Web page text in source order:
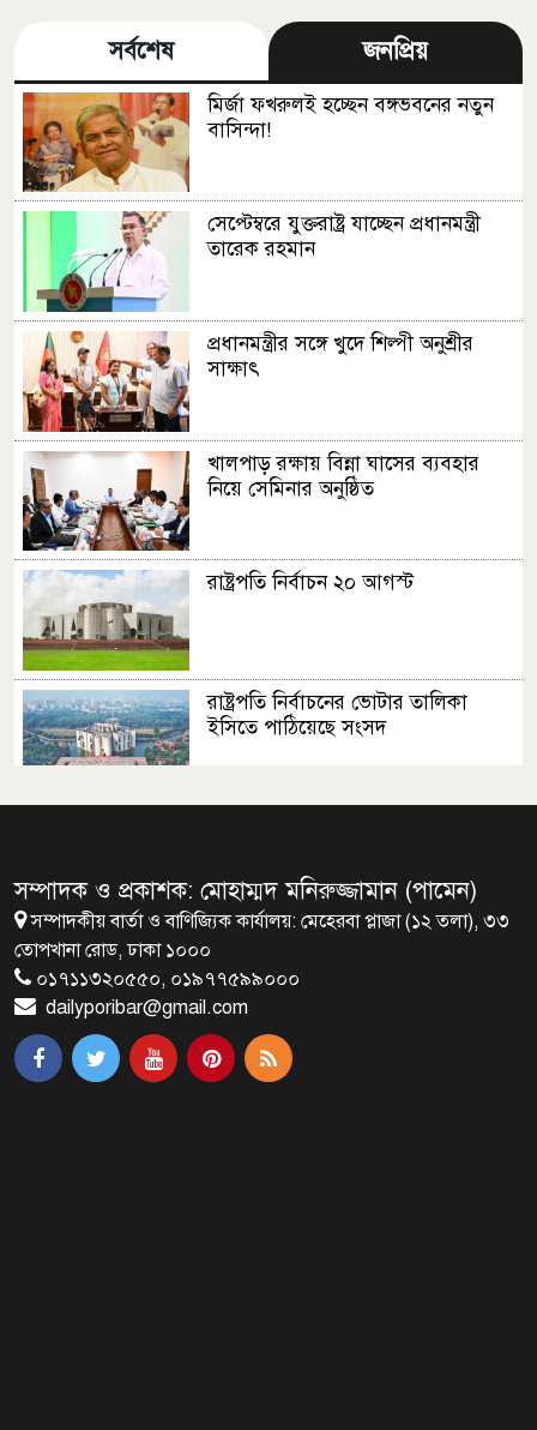
সর্বশেষ জনপ্রিয়
মির্জা ফখরুলই হচ্ছেন বঙ্গভবনের নতুন
বাসিন্দা!
সেপ্টেম্বরে যুক্তরাষ্ট্র যাচ্ছেন প্রধানমন্ত্রী
তারেক রহমান
প্রধানমন্ত্রীর সঙ্গে খুদে শিল্পী অনুশ্রীর
সাক্ষাৎ
খালপাড় রক্ষায় বিন্না ঘাসের ব্যবহার
নিয়ে সেমিনার অনুষ্ঠিত
রাষ্ট্রপতি নির্বাচন ২০ আগস্ট
রাষ্ট্রপতি নির্বাচনের ভোটার তালিকা
ইসিতে পাঠিয়েছে সংসদ
ব্রাক্ষণবাড়িয়ায় বইপড়া কর্মসূচীর
মালয়েশিয়ায় মারামারি করে তিন
বাংলাদেশি নিহত
সম্পাদক ও প্রকাশক: মোহাম্মদ মনিরুজ্জামান (পামেন)
সম্পাদকীয় বার্তা ও বাণিজ্যিক কার্যালয়: মেহেরবা প্লাজা (১২ তলা), ৩৩
তোপখানা রোড, ঢাকা ১০০০
০১৭১১৩২০৫৫০, ০১৯৭৭৫৯৯০০০
dailyporibar@gmail.com